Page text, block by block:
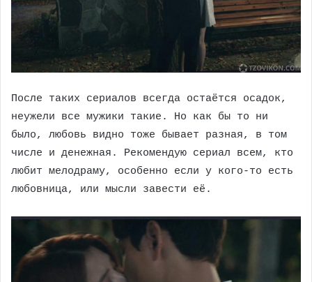
После таких сериалов всегда остаётся осадок,
неужели все мужики такие. Но как бы то ни
было, любовь видно тоже бывает разная, в том
числе и денежная. Рекомендую сериал всем, кто
любит мелодраму, особенно если у кого-то есть
любовница, или мысли завести её.